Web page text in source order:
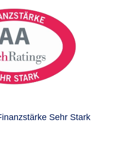
Sehr Stark